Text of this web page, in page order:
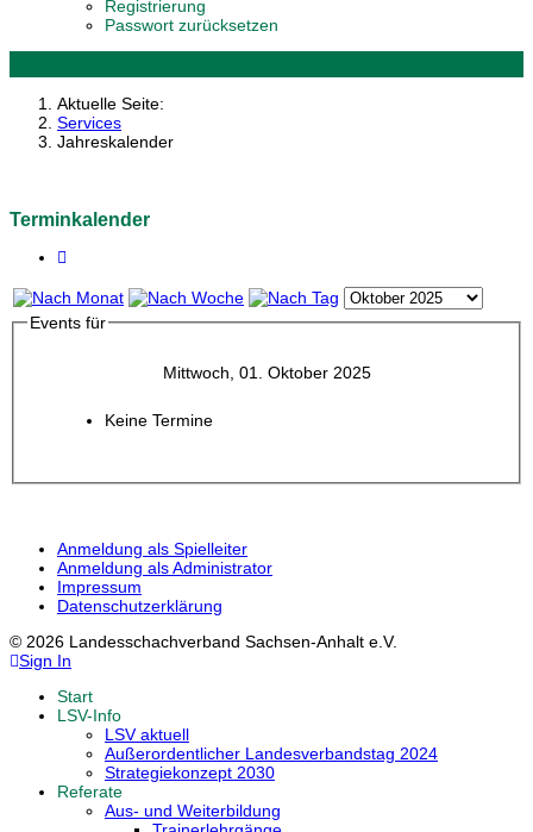
Registrierung
Passwort zurücksetzen
Aktuelle Seite:
Services
Jahreskalender
Terminkalender
Events für
Mittwoch, 01. Oktober 2025
Keine Termine
Anmeldung als Spielleiter
Anmeldung als Administrator
Impressum
Datenschutzerklärung
© 2026 Landesschachverband Sachsen-Anhalt e.V.
Sign In
Start
LSV-Info
LSV aktuell
Außerordentlicher Landesverbandstag 2024
Strategiekonzept 2030
Referate
Aus- und Weiterbildung